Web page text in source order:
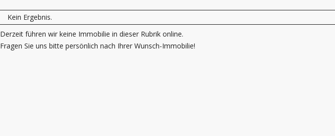
Kein Ergebnis.
Derzeit führen wir keine Immobilie in dieser Rubrik online.
Fragen Sie uns bitte persönlich nach Ihrer Wunsch-Immobilie!